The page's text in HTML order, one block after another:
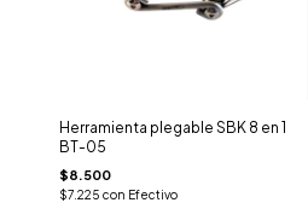
Herramienta plegable SBK 8 en 1
BT-05
$8.500
$7.225 con Efectivo